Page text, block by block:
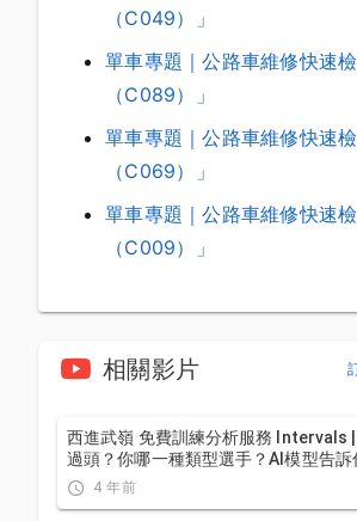
（C049）」
單車專題｜公路車維修快速
（C089）」
單車專題｜公路車維修快速
（C069）」
單車專題｜公路車維修快速
（C009）」
相關影片
西進武嶺 免費訓練分析服務 Intervals
過頭？你哪一種類型選手？AI模型告訴
4 年前